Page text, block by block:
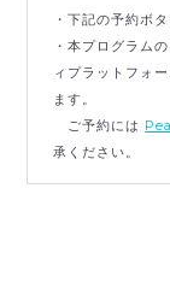
・下記の予約ボ
・本プログラム
ィプラットフォ
ます。
ご予約には
承ください。